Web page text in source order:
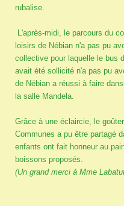
rubalise.
L'après-midi, le parcours du
loisirs de Nébian n'a pas pu
collective pour laquelle le bus
avait été sollicité n'a pas pu
de Nébian a réussi à faire
la salle Mandela.
Grâce à une éclaircie, le
Communes a pu être partagé
enfants ont fait honneur au
boissons proposés.
(Un grand merci à Mme